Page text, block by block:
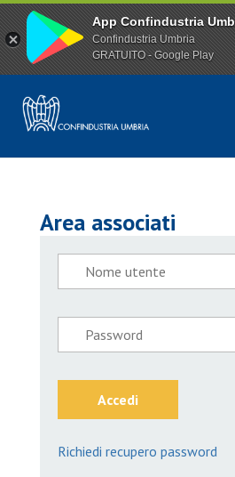
Area associati
Accedi
Richiedi recupero password
App Confindustria
Confindustria Umbria
GRATUITO - Google Play